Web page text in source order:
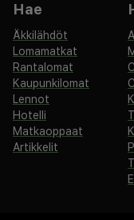
Hae
Äkkilähdöt
Lomamatkat
Rantalomat
Kaupunkilomat
Lennot
Hotelli
Matkaoppaat
Artikkelit